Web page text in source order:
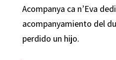
Acompanya ca n’Eva
acompanyamiento del
perdido un hijo.